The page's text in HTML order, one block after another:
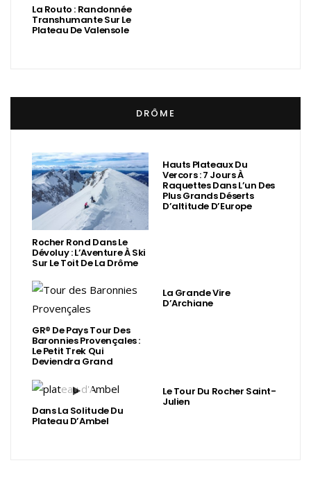
La Routo : Randonnée
Transhumante Sur Le
Plateau De Valensole
DRÔME
Rocher Rond Dans Le
Dévoluy : L’Aventure À Ski
Sur Le Toit De La Drôme
Hauts Plateaux Du
Vercors : 7 Jours À
Raquettes Dans L’un Des
Plus Grands Déserts
D’altitude D’Europe
GR® De Pays Tour Des
Baronnies Provençales :
Le Petit Trek Qui
Deviendra Grand
La Grande Vire
D’Archiane
Dans La Solitude Du
Plateau D’Ambel
Le Tour Du Rocher Saint-
Julien